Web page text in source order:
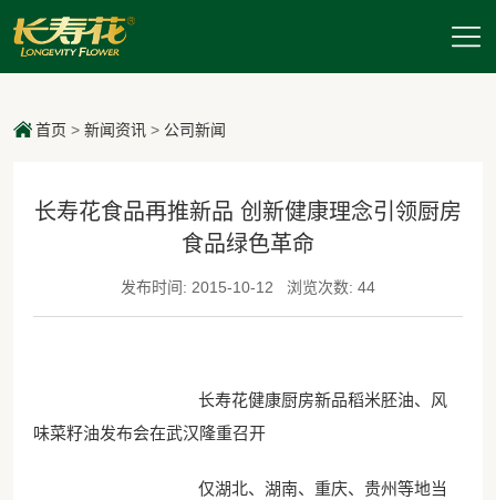
首页 > 新闻资讯> 公司新闻
长寿花食品再推新品 创新健康理念引领厨房
食品绿色革命
发布时间: 2015-10-12 浏览次数: 44
长寿花健康厨房新品稻米胚油、风
味菜籽油发布会在武汉隆重召开
仅湖北、湖南、重庆、贵州等地当